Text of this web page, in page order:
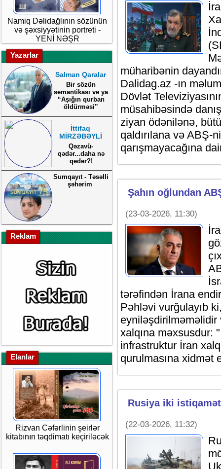
Namiq Dəlidağlının sözünün
və şəxsiyyətinin portreti -
YENİ NƏŞR
Yazarlar
Salman Qaralar
Bir sözün
semantikası və ya
“Aşığın qurban
öldürməsi”
İttifaq
MİRZƏBƏYLİ
Qəzavü-
qədər...daha nə
qədər?!
Sumqayıt - Təsəlli
şəhərim
Reklam
Elanlar
Rizvan Cəfərlinin şeirlər
kitabının təqdimatı keçiriləcək
müharibənin
Dalidag.az -ın
Dövlət
müsahibəsində
ziyan ödənilənə,
qaldırılana və ABŞ-
qarışmayacağına
Şahın oğlundan
(23-03-2026, 11:30)
tərəfindən İrana
Pəhləvi vurğulayıb
xalqına məxsusdur:
infrastruktur İran
qurulmasına xidmət
Rusiya iki
(22-03-2026, 11:32)